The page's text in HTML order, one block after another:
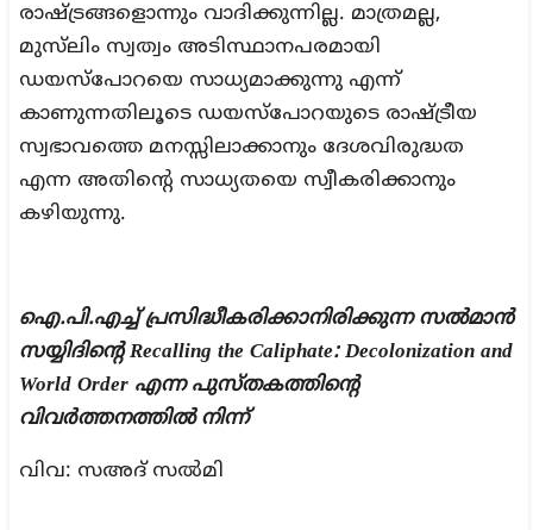
രാഷ്ട്രങ്ങളൊന്നും വാദിക്കുന്നില്ല. മാത്രമല്ല,
മുസ്‌ലിം സ്വത്വം അടിസ്ഥാനപരമായി
ഡയസ്‌പോറയെ സാധ്യമാക്കുന്നു എന്ന്
കാണുന്നതിലൂടെ ഡയസ്‌പോറയുടെ രാഷ്ട്രീയ
സ്വഭാവത്തെ മനസ്സിലാക്കാനും ദേശവിരുദ്ധത
എന്ന അതിന്റെ സാധ്യതയെ സ്വീകരിക്കാനും
കഴിയുന്നു.
ഐ.പി.എച്ച് പ്രസിദ്ധീകരിക്കാനിരിക്കുന്ന സല്‍മാന്‍
സയ്യിദിന്റെ Recalling the Caliphate: Decolonization and
World Order എന്ന പുസ്തകത്തിന്റെ
വിവര്‍ത്തനത്തില്‍ നിന്ന്
വിവ: സഅദ് സല്‍മി